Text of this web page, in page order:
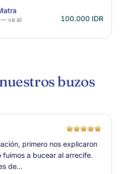
— va al
100.000 IDR
buzos
primero nos explicaron
a bucear al arrecife.
de…